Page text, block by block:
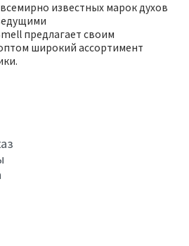
известных марок духов
предлагает своим
широкий ассортимент